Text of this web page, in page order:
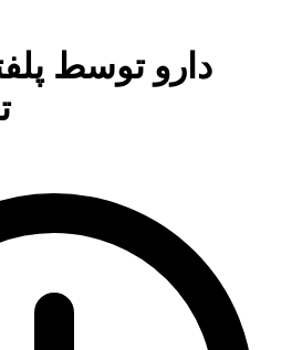
دارو توسط